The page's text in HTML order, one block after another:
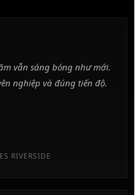
vẫn sáng bóng như mới.
nghiệp và đúng tiến độ.
RIVERSIDE